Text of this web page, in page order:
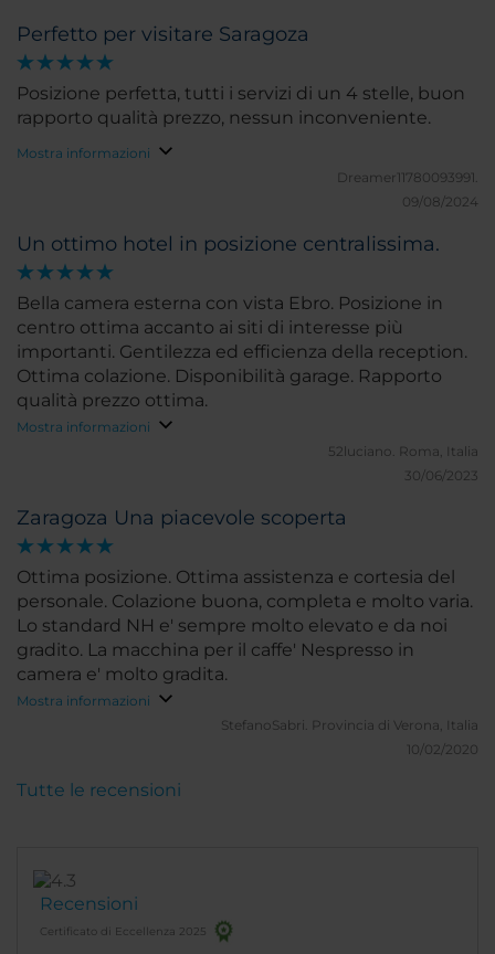
Perfetto per visitare Saragoza
Posizione perfetta, tutti i servizi di un 4 stelle, buon
rapporto qualità prezzo, nessun inconveniente.
Mostra informazioni
Dreamer11780093991.
09/08/2024
Un ottimo hotel in posizione centralissima.
Bella camera esterna con vista Ebro. Posizione in
centro ottima accanto ai siti di interesse più
importanti. Gentilezza ed efficienza della reception.
Ottima colazione. Disponibilità garage. Rapporto
qualità prezzo ottima.
Mostra informazioni
52luciano. Roma, Italia
30/06/2023
Zaragoza Una piacevole scoperta
Ottima posizione. Ottima assistenza e cortesia del
personale. Colazione buona, completa e molto varia.
Lo standard NH e' sempre molto elevato e da noi
gradito. La macchina per il caffe' Nespresso in
camera e' molto gradita.
Mostra informazioni
StefanoSabri.
Provincia di Verona, Italia
10/02/2020
Recensioni
Certificato di Eccellenza 2025
Tutte le recensioni